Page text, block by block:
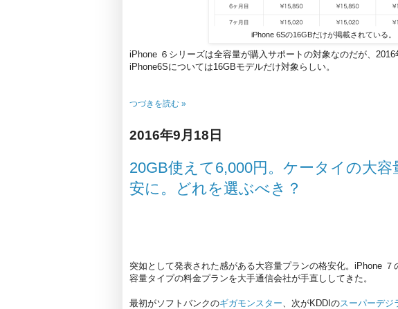
iPhone 6Sの16GBだけが掲載されている。
iPhone ６シリーズは全容量が購入サポートの対象なのだが、2016
iPhone6Sについては16GBモデルだけ対象らしい。
つづきを読む »
2016年9月18日
20GB使えて6,000円。ケータイの大
安に。どれを選ぶべき？
突如として発表された感がある大容量プランの格安化。iPhone
容量タイプの料金プランを大手通信会社が手直ししてきた。
最初がソフトバンクのギガモンスター 、次がKDDIのスーパーデジ